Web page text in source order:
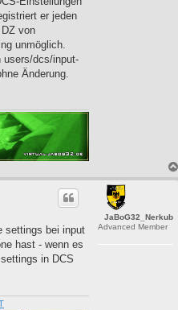
er jeden
von
unmöglich.
users/dcs/input-
Änderung.
JaBoG32_Nerkub
Advanced Member
settings bei input
hast - wenn es
in DCS